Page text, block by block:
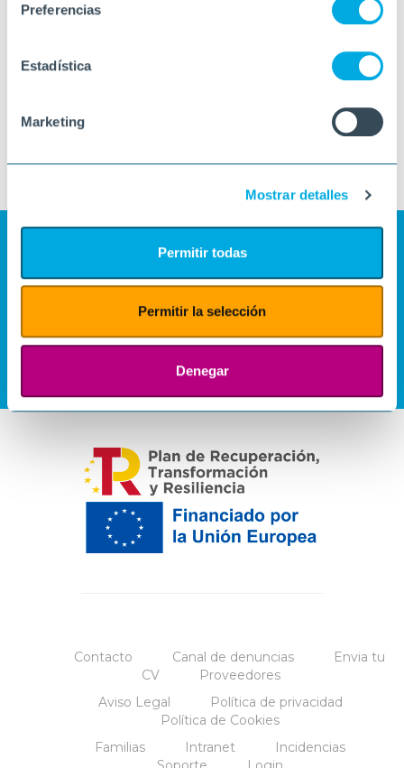
Preferencias
Estadística
Marketing
Mostrar detalles
Permitir todas
Permitir la selección
Denegar
Contacto Canal de denuncias
Envia tu
CV
Proveedores
Aviso Legal
Política de privacidad
Política de Cookies
Familias
Intranet
Incidencias